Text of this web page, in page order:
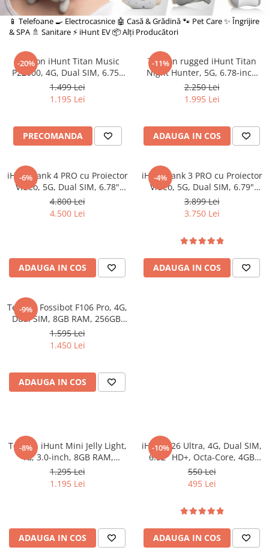
Mașini de Spălat Rufe
Roboți Curătenie
Roboți Geamuri
Roboți Gradină
Roboți Piscină
Accesorii Consumabile
Uscătoare Haine
Coșuri de gunoi
Tablete Unihertz
Produse Blackview
Telefoane Mobile Blackview
Tablete Blackview
Casti Audio Blackview
Produse Fossibot
Telefoane Mobile Fossibot
Produse Oukitel
Tablete Oukitel
📱 Telefoane🍳 Electrocasnice 🤖 Casă & Grădină🐾 Pet Care✨ Îngrijire
& SPA 🚿 Sanitare ⚡ iHunt EV📦 Alți Producători
-20%
Telefon iHunt Titan Music
P22000, 4G, Dual SIM, 6.75"
120Hz, Octa-Core, 6GB RAM,
128GB, NFC, Dual Speaker
1.499 Lei
1.195 Lei
PRECOMANDA
-11%
Telefon rugged iHunt Titan
Night Hunter, 5G, 6.78-inch
FHD+ 120Hz AMOLED,
20000mAh, 12GB RAM, 256GB,
2.250 Lei
1.995 Lei
ADAUGA IN COS
-6%
iHunt Tank 4 PRO cu Proiector
Video, 5G, Dual SIM, 6.78"
120Hz AMOLED, Dimensity
7300, 12GB RAM, 512GB, NFC,
4.800 Lei
4.500 Lei
ADAUGA IN COS
-4%
iHunt Tank 3 PRO cu Proiector
Video, 5G, Dual SIM, 6.79"
120Hz, Dimensity 8200, 16GB
RAM, 512GB, NFC, 23800mAh,
3.899 Lei
3.750 Lei
ADAUGA IN COS
-9%
Telefon Fossibot F106 Pro, 4G,
Dual SIM, 8GB RAM, 256GB,
Big Speaker 3W, NFC,
12000mAh, Android 14
1.595 Lei
1.450 Lei
ADAUGA IN COS
-8%
Telefon iHunt Mini Jelly Light,
4G, 3.0-inch, 8GB RAM,
256GB, Camera 48MP, NFC,
2000mAh, Incarcare Wireless,
1.295 Lei
1.195 Lei
ADAUGA IN COS
-10%
iHunt S26 Ultra, 4G, Dual SIM,
6.52" HD+, Octa-Core, 4GB
RAM, 128GB, 16MP + 8MP,
GPS, Android 14
550 Lei
495 Lei
ADAUGA IN COS